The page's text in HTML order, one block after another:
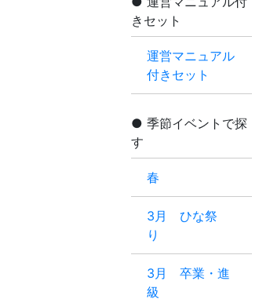
きセット
運営マニュアル
付きセット
季節イベントで探
す
春
3月 ひな祭
り
3月 卒業・進
級